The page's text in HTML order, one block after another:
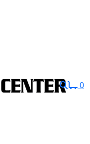
0